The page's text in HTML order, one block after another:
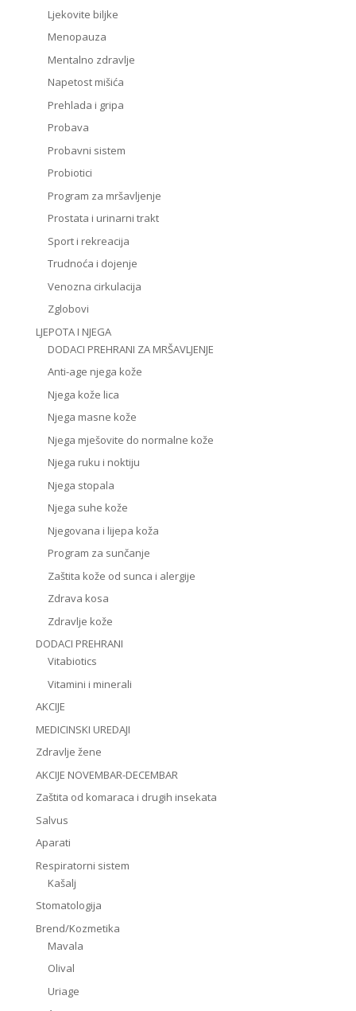
Ljekovite biljke
Menopauza
Mentalno zdravlje
Napetost mišića
Prehlada i gripa
Probava
Probavni sistem
Probiotici
Program za mršavljenje
Prostata i urinarni trakt
Sport i rekreacija
Trudnoća i dojenje
Venozna cirkulacija
Zglobovi
LJEPOTA I NJEGA
DODACI PREHRANI ZA MRŠAVLJENJE
Anti-age njega kože
Njega kože lica
Njega masne kože
Njega mješovite do normalne kože
Njega ruku i noktiju
Njega stopala
Njega suhe kože
Njegovana i lijepa koža
Program za sunčanje
Zaštita kože od sunca i alergije
Zdrava kosa
Zdravlje kože
DODACI PREHRANI
Vitabiotics
Vitamini i minerali
AKCIJE
MEDICINSKI UREDAJI
Zdravlje žene
AKCIJE NOVEMBAR-DECEMBAR
Zaštita od komaraca i drugih insekata
Salvus
Aparati
Respiratorni sistem
Kašalj
Stomatologija
Brend/Kozmetika
Mavala
Olival
Uriage